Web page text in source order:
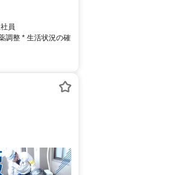
員
調整 * 生活状況の確